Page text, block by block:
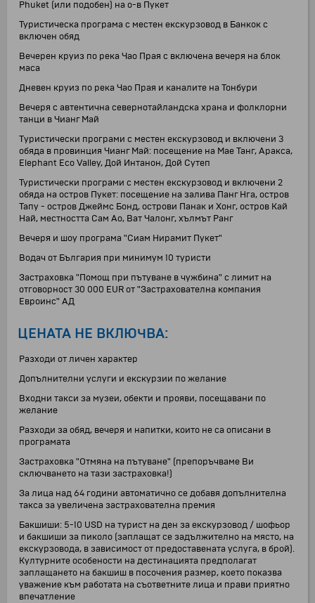
Phuket (или подобен) на о-в Пукет
Туристическа програма с местен екскурзовод в Банкок с
включен обяд
Вечерен круиз по река Чао Прая с включена вечеря на блок
маса
Дневен круиз по река Чао Прая и каналите на Тонбури
Вечеря с автентична севернотайландска храна и фолклорни
танци в Чианг Май
Tуристически програми с местен екскурзовод и включени 3
обяда в провинция Чианг Май: посещение на Мае Танг, Аракса,
Elephant Eco Valley, Дой Интанон, Дой Сутеп
Туристически програми с местен екскурзовод и включени 2
обяда на остров Пукет: посещение на залива Панг Нга, остров
Тапу - остров Джеймс Бонд, острови Панак и Хонг, остров Кай
Най, местността Сам Ао, Ват Чалонг, хълмът Ранг
Вечеря и шоу програма "Сиам Нирамит Пукет"
Водач от България при минимум 10 туристи
Застраховка "Помощ при пътуване в чужбина" с лимит на
отговорност 30 000 EUR от "Застрахователна компания
Евроинс" АД
ЦЕНАТА НЕ ВКЛЮЧВА:
Разходи от личен характер
Допълнителни услуги и екскурзии по желание
Входни такси за музеи, обекти и прояви, посещавани по
желание
Разходи за обяд, вечеря и напитки, които не са описани в
програмата
Застраховка "Отмяна на пътуване" (препоръчваме Ви
сключването на тази застраховка!)
За лица над 64 години автоматично се добавя допълнителна
такса за увеличена застрахователна премия
Бакшиши: 5-10 USD на турист на ден за екскурзовод / шофьор
и бакшиши за пиколо (заплащат се задължително на място, на
екскурзовода, в зависимост от предоставената услуга, в брой).
Културните особености на дестинацията предполагат
заплащането на бакшиш в посочения размер, което показва
уважение към работата на съответните лица и прави приятно
впечатление